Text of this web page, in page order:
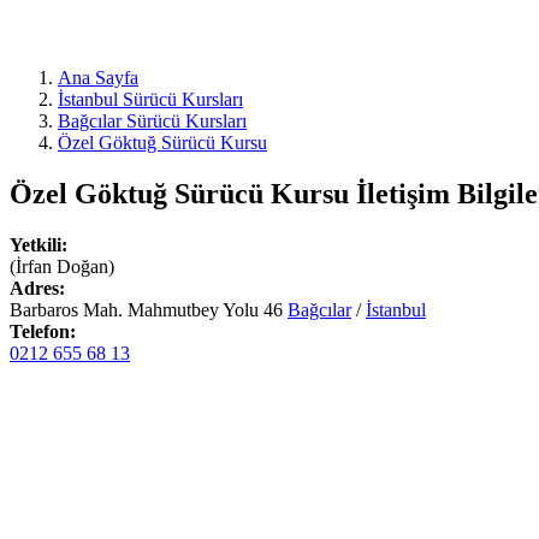
Ana Sayfa
İstanbul Sürücü Kursları
Bağcılar Sürücü Kursları
Özel Göktuğ Sürücü Kursu
Özel Göktuğ Sürücü Kursu İletişim
Yetkili:
(İrfan Doğan)
Adres:
Barbaros Mah. Mahmutbey Yolu 46 Bağcılar/İstanbul
Telefon:
0212 655 68 13